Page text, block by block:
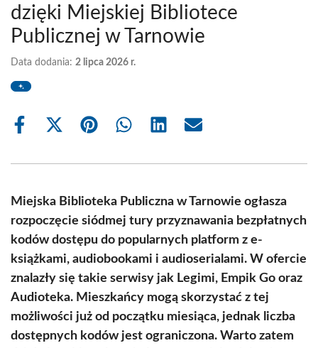
dzięki Miejskiej Bibliotece
Publicznej w Tarnowie
Data dodania: 2 lipca 2026 r.
Share
Share
(Twitter)
Share Share Share Share
Miejska Biblioteka Publiczna w Tarnowie ogłasza
rozpoczęcie siódmej tury przyznawania bezpłatnych
kodów dostępu do popularnych platform z e-
książkami, audiobookami i audioserialami. W ofercie
znalazły się takie serwisy jak Legimi, Empik Go oraz
Audioteka. Mieszkańcy mogą skorzystać z tej
możliwości już od początku miesiąca, jednak liczba
dostępnych kodów jest ograniczona. Warto zatem